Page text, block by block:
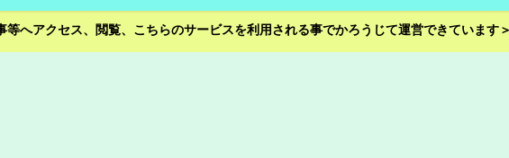
等へアクセス、閲覧、こちらのサービスを利用される事でかろうじて運営できています